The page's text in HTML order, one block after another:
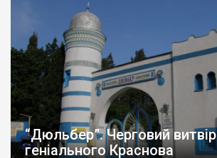
“Дюльбер”. Черговий витвір
геніального Краснова